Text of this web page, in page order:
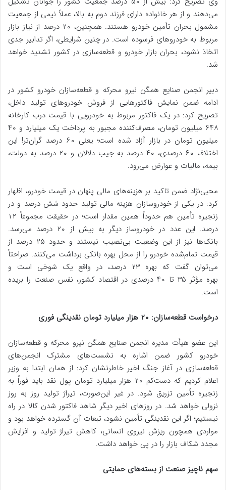
می‌دهند و از هر خانواده دارای فرزند دوم به بالا، عملاً نیمی از جمعیت
مشمول بحران تأمین خودرو هستند. همچنین، ۲۰ درصد از نیاز بازار
مربوط به خودروهای فرسوده است. در چنین شرایطی، اگر تدابیر جدی
اتخاذ نشود، بحران بازار خودرو و قطعه‌سازی در کشور تشدید خواهد
شد.
دبیر انجمن صنایع همگن نیرو محرکه و قطعه‌سازان خودرو کشور در
ادامه ضمن نمایش فاکتورهایی از فروش خودروهای تولید داخل،
تصریح کرد: در یک فاکتور مربوط به خودرویی با قیمت درب کارخانه
۶۴۸ میلیون تومان، مصرف‌کننده مجبور به پرداخت یک میلیارد و ۴۰
میلیون تومان در بازار آزاد شده است؛ یعنی ۶۰ درصد گران‌تر! این
اختلاف ۶۰ درصدی، ۴۰ درصد به جیب دلالان و ۲۰ درصد به دولت،
بیمه، مالیات و عوارض می‌رود.
محبی‌نژاد ضمن تاکید بر هزینه‌های مالی پنهان در قیمت خودرو، اظهار
کرد: در یکی از خودروسازان هزینه مالی تولید حدود شش درصد و در
زنجیره تأمین هم حدوداً همین مقدار است؛ در حقیقت مجموعاً ۱۲
درصد. این عدد در خودروساز دیگر به بیش از ۲۰ درصد می‌رسد.
بانک‌ها نیز از این وضعیت بی‌نصیب نیستند و حدود ۲۵ درصد از
قیمت تمام‌شده خودرو را از محل بهره بانکی برداشت می‌کنند. صراحتاً
می‌توان گفت که بهره ۲۳ درصد، در واقع یک شوخی است و
بهره مؤثر ۳۵ تا ۴۰ درصدی در اقتصاد کشور، نفس صنعت را بریده
است.
درخواست قطعه‌سازان: ۲۰ هزار میلیارد تومان نقدینگی فوری
این عضو هیأت مدیره انجمن صنایع همگن نیرو محرکه و قطعه‌سازان
خودرو کشور ضمن اشاره به نشست‌های مشترک انجمن‌های
قطعه‌سازی در آغاز جنگ اخیر خاطرنشان کرد: از همان ابتدا به وزیر
اعلام کردیم که دست‌کم ۲۰ هزار میلیارد تومان پول نقد باید فوراً به
زنجیره تأمین تزریق شود. در غیر این‌صورت، تیراژ تولید روز به روز
نزولی خواهد شد. در روزهای اخیر دیگر شاهد فاکتور شدن کالا در راه
نیستیم؛ اگر این نقدینگی تأمین نشود، تبعات آن گسترده خواهد بود و
مواردی همچون ریزش نیروی انسانی، کاهش تیراژ تولید و افزایش
مجدد شکاف بازار را در پی خواهد داشت.
سهم ناچیز صنعت از بسته‌های حمایتی